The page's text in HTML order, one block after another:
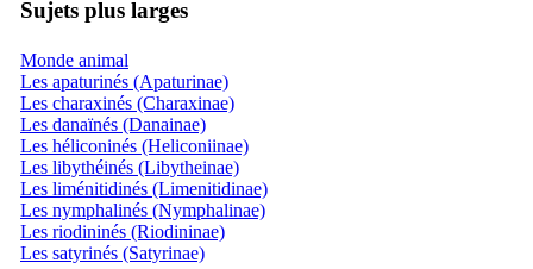
Sujets plus larges
Monde animal
Les apaturinés (Apaturinae)
Les charaxinés (Charaxinae)
Les danaïnés (Danainae)
Les héliconinés (Heliconiinae)
Les libythéinés (Libytheinae)
Les liménitidinés (Limenitidinae)
Les nymphalinés (Nymphalinae)
Les riodininés (Riodininae)
Les satyrinés (Satyrinae)